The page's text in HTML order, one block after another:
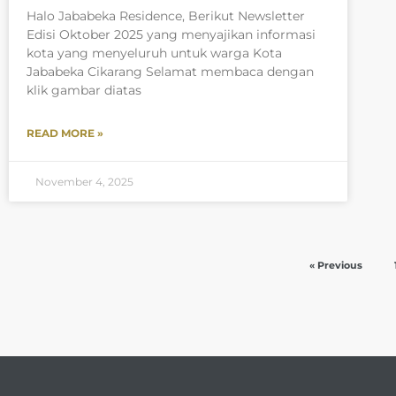
Halo Jababeka Residence, Berikut Newsletter
Edisi Oktober 2025 yang menyajikan informasi
kota yang menyeluruh untuk warga Kota
Jababeka Cikarang Selamat membaca dengan
klik gambar diatas
READ MORE »
November 4, 2025
« Previous